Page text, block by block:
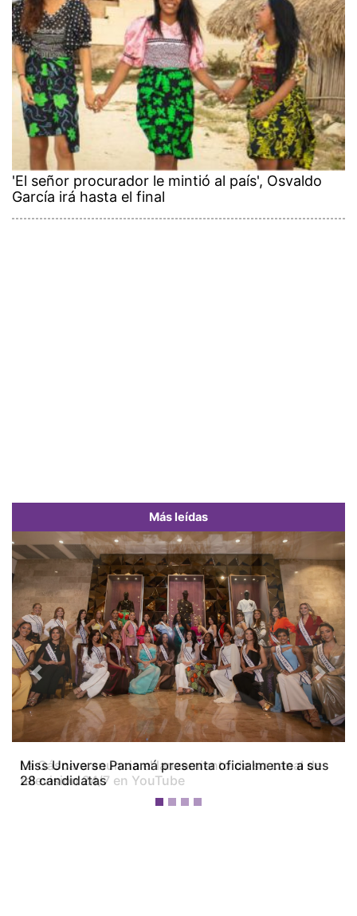
'El señor procurador le mintió al país', Osvaldo
García irá hasta el final
Más leídas
Miss Universe Panamá presenta oficialmente a sus
28 candidatas
Previous Next